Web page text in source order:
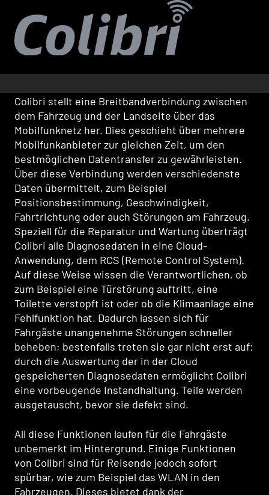
Colibri stellt eine Breitbandverbindung zwischen
dem Fahrzeug und der Landseite über das
Mobilfunknetz her. Dies geschieht über mehrere
Mobilfunkanbieter zur gleichen Zeit, um den
bestmöglichen Datentransfer zu gewährleisten.
Über diese Verbindung werden verschiedenste
Daten übermittelt, zum Beispiel
Positionsbestimmung, Geschwindigkeit,
Fahrtrichtung oder auch Störungen am Fahrzeug.
Speziell für die Reparatur und Wartung überträgt
Colibri alle Diagnosedaten in eine Cloud-
Anwendung, dem RCS (Remote Control System).
Auf diese Weise wissen die Verantwortlichen, ob
zum Beispiel eine Türstörung auftritt, eine
Toilette verstopft ist oder ob die Klimaanlage eine
Fehlfunktion hat. Dadurch lassen sich für
Fahrgäste unangenehme Störungen schneller
beheben; bestenfalls treten sie gar nicht erst auf:
durch die Auswertung der in der Cloud
gespeicherten Diagnosedaten ermöglicht Colibri
eine vorbeugende Instandhaltung. Teile werden
ausgetauscht, bevor sie defekt sind.
All diese Funktionen laufen für die Fahrgäste
unbemerkt im Hintergrund. Einige Funktionen
von Colibri sind für Reisende jedoch sofort
spürbar, wie zum Beispiel das WLAN in den
Fahrzeugen. Dieses bietet dank der